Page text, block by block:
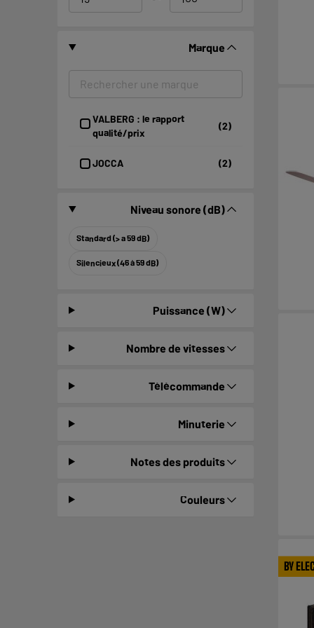
Marque
VALBERG : le rapport
qualité/prix
(2)
JOCCA (2)
Niveau sonore (dB)
Standard (> a 59 dB)
Silencieux (46 à 59 dB)
Puissance (W)
Nombre de vitesses
Télécommande
Minuterie
Notes des produits
Couleurs
BY